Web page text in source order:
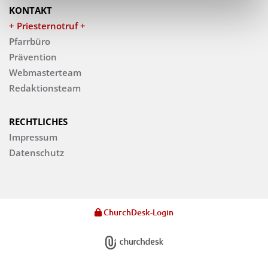
KONTAKT
+ Priesternotruf +
Pfarrbüro
Prävention
Webmasterteam
Redaktionsteam
RECHTLICHES
Impressum
Datenschutz
ChurchDesk-Login